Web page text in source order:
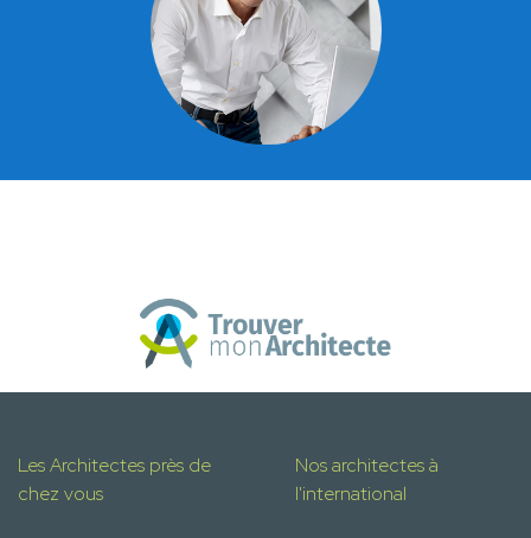
Les Architectes près de
chez vous
Nos architectes à
l'international